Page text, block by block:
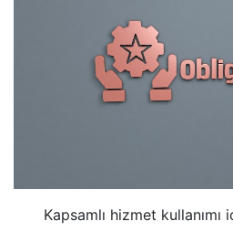
Kapsamlı hizmet